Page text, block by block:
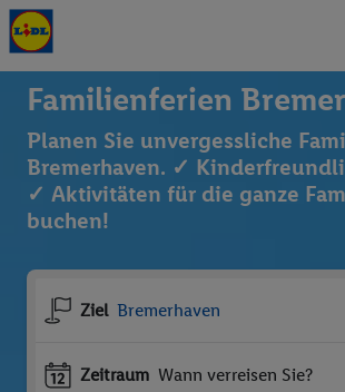
Familienferien
Planen Sie unvergessliche
Bremerhaven. ✓
✓ Aktivitäten für die ganze
buchen!
Ziel Bremerhaven
Zeitraum Wann verreisen Sie?